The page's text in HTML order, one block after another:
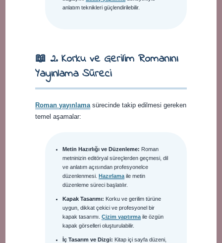
anlatım teknikleri güçlendirilebilir.
📖 2. Korku ve Gerilim Romanını
Yayınlama Süreci
Roman yayınlama sürecinde takip edilmesi gereken
temel aşamalar:
Metin Hazırlığı ve Düzenleme: Roman
metninizin editöryal süreçlerden geçmesi, dil
ve anlatım açısından profesyonelce
düzenlenmesi.Hazırlama ile metin
düzenleme süreci başlatılır.
Kapak Tasarımı: Korku ve gerilim türüne
uygun, dikkat çekici ve profesyonel bir
kapak tasarımı.Çizim yaptırma ile özgün
kapak görselleri oluşturulabilir.
İç Tasarım ve Dizgi: Kitap içi sayfa düzeni,